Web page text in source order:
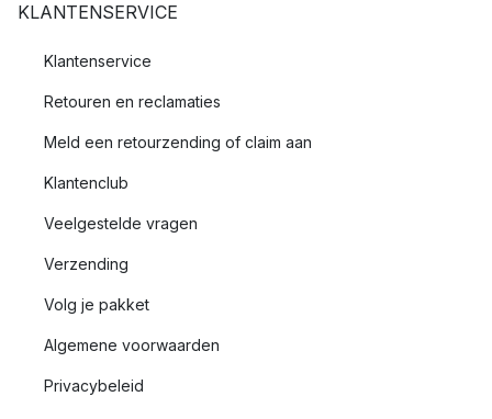
KLANTENSERVICE
Klantenservice
Retouren en reclamaties
Meld een retourzending of claim aan
Klantenclub
Veelgestelde vragen
Verzending
Volg je pakket
Algemene voorwaarden
Privacybeleid